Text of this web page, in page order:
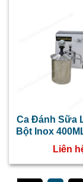
Ca Đánh Sữa
Bột Inox
Liên